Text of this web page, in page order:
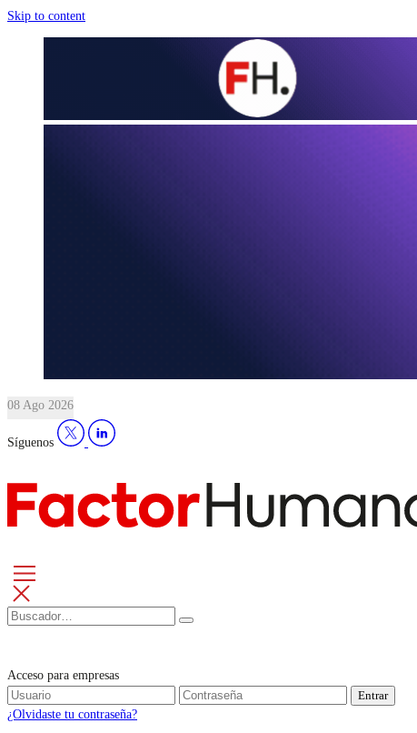
Skip to content
08 Ago 2026
Síguenos
Acceso para empresas
Entrar
¿Olvidaste tu contraseña?